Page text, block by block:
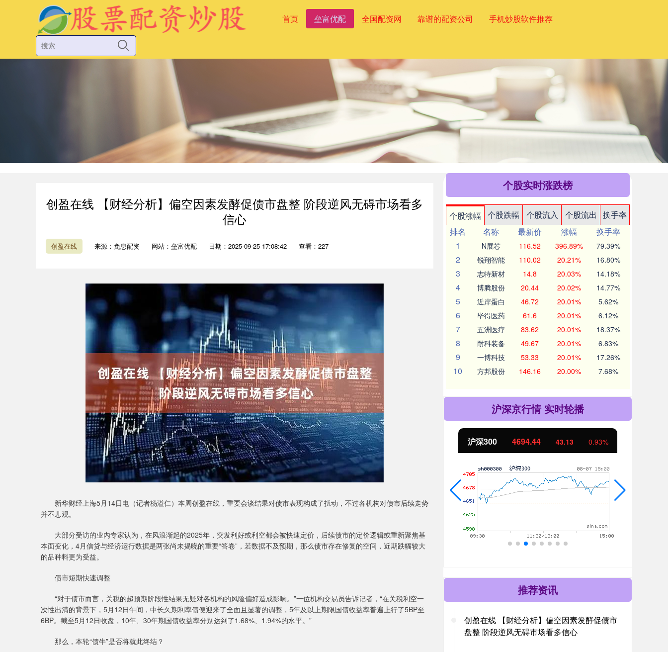
首页 垒富优配 全国配资网 靠谱的配资公司 手机炒股软件推荐
创盈在线 【财经分析】偏空因素发酵促债市盘整 阶段逆风无碍市场看多
信心
创盈在线 来源：免息配资 网站：垒富优配 日期：2025-09-25 17:08:42 查看：227
新华财经上海5月14日电（记者杨溢仁）本周创盈在线，重要会谈结果对债市表现构成了扰动，不过各机构对债市后续走势
并不悲观。
大部分受访的业内专家认为，在风浪渐起的2025年，突发利好或利空都会被快速定价，后续债市的定价逻辑或重新聚焦基
本面变化，4月信贷与经济运行数据是两张尚未揭晓的重要“答卷”，若数据不及预期，那么债市存在修复的空间，近期跌幅较大
的品种料更为受益。
债市短期快速调整
“对于债市而言，关税的超预期阶段性结果无疑对各机构的风险偏好造成影响。”一位机构交易员告诉记者，“在关税利空一
次性出清的背景下，5月12日午间，中长久期利率债便迎来了全面且显著的调整，5年及以上期限国债收益率普遍上行了5BP至
6BP。截至5月12日收盘，10年、30年期国债收益率分别达到了1.68%、1.94%的水平。”
那么，本轮“债牛”是否将就此终结？
个股实时涨跌榜
个股涨幅 个股跌幅 个股流入 个股流出
换手率
排名
名称 最新价 涨幅
换手率
1
N展芯 116.52 396.89% 79.39%
2 锐翔智能 110.02 20.21% 16.80%
3 志特新材 14.8 20.03% 14.18%
4 博腾股份 20.44 20.02% 14.77%
5 近岸蛋白 46.72 20.01% 5.62%
6 毕得医药 61.6 20.01% 6.12%
7 五洲医疗 83.62 20.01% 18.37%
8 耐科装备 49.67 20.01% 6.83%
9 一博科技 53.33 20.01% 17.26%
10 方邦股份 146.16 20.00% 7.68%
沪深京行情 实时轮播
深证成指 14311.01 200.89 1.42% 沪深300 4694.44 43.13 北证50 1134.24 11.37 1.01%
推荐资讯
创盈在线 【财经分析】偏空因素发酵促债市
盘整 阶段逆风无碍市场看多信心